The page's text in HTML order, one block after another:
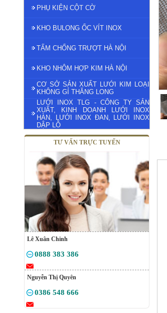
PHỤ KIỆN CỘT CỜ
KHO BULONG ỐC VÍT INOX
TẤM CHỐNG TRƯỢT HÀ NỘI
KHO NHÔM HỢP KIM HÀ NỘI
CƠ SỞ SẢN XUẤT LƯỚI KIM LOẠI
KHÔNG GỈ THĂNG LONG
LƯỚI INOX TLG - CÔNG TY SẢN
XUẤT, KINH DOANH LƯỚI INOX
HÀN, LƯỚI INOX ĐAN, LƯỚI INOX
DẬP LỖ
TƯ VẤN TRỰC TUYẾN
Lê Xuân Chinh
0888 383 386
Nguyễn Thị Quyên
0386 548 666